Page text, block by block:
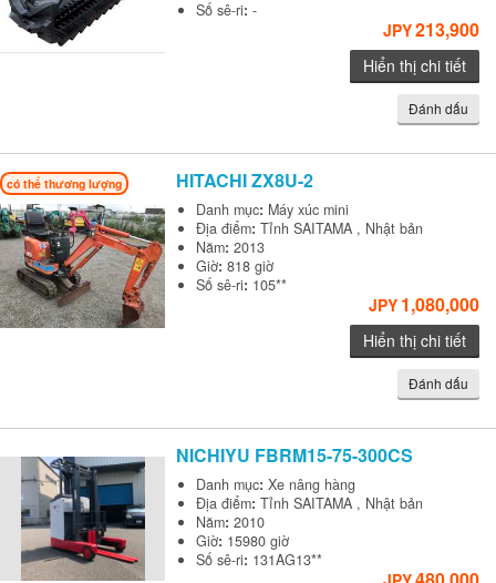
Số sê-ri:-
JPY213,900
Hiển thị chi tiết
Đánh dấu
có thể thương lượng HITACHIZX8U-2
Danh mục: Máy xúc mini
Địa điểm:Tỉnh SAITAMA , Nhật bản
Năm:2013
Giờ:818 giờ
Số sê-ri: 105**
JPY 1,080,000
Hiển thị chi tiết
Đánh dấu
NICHIYU FBRM15-75-300CS
Danh mục:Xe nâng hàng
Địa điểm:Tỉnh SAITAMA , Nhật bản
Năm:2010
Giờ: 15980 giờ
Số sê-ri: 131AG13**